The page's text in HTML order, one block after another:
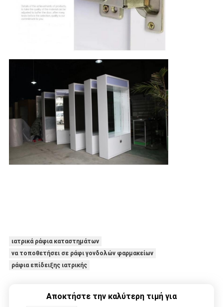
ιατρικά ράφια καταστημάτων
να τοποθετήσει σε ράφι γονδολών φαρμακείων
ράφια επίδειξης ιατρικής
Αποκτήστε την καλύτερη τιμή για